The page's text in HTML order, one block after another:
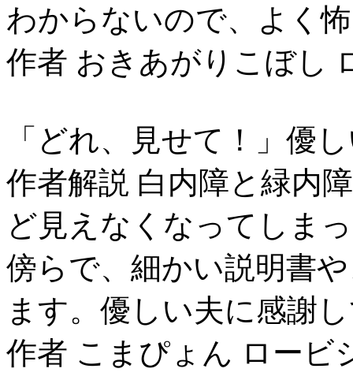
わからないので、よく
作者 おきあがりこぼし
「どれ、見せて！」優
作者解説 白内障と緑内
ど見えなくなってしま
傍らで、細かい説明書
ます。優しい夫に感謝
作者 こまぴょん ロービ